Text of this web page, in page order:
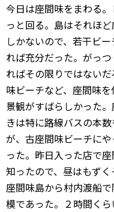
今日は座間味をまわる
っと回る。島はそれほ
しかないので、若干ビ
れば充分だった。がっ
ればその限りではない
味ビーチなど、座間味
景観がすばらしかった
きは特に路線バスの本
が、古座間味ビーチに
った。昨日入った店で
知ったので、昼はもずく
座間味島から村内渡船
模であった。２時間く